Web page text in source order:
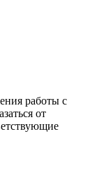
работы с
от